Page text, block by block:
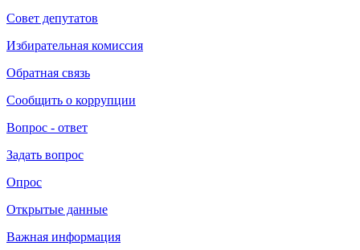
Совет депутатов
Избирательная комиссия
Обратная связь
Сообщить о коррупции
Вопрос - ответ
Задать вопрос
Опрос
Открытые данные
Важная информация